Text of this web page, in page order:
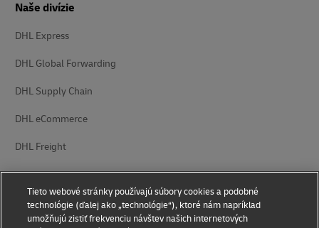
Naše divízie
DHL Express
DHL Global Forwarding
DHL Supply Chain
DHL eCommerce
DHL Freight
Tieto webové stránky používajú súbory cookies a podobné
technológie (ďalej ako „technológie“), ktoré nám napríklad
umožňujú zistiť frekvenciu návštev našich internetových